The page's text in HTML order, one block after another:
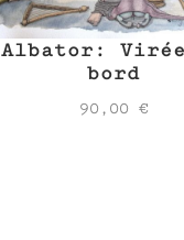
Albator:
bord
90,00 €